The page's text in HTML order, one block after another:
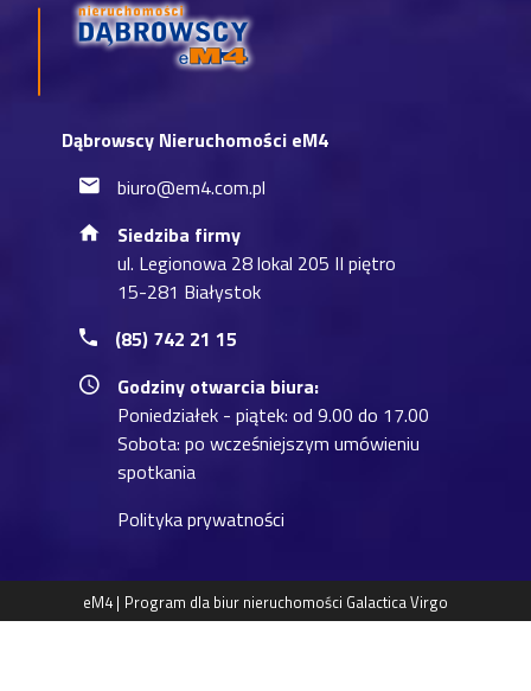
Dąbrowscy Nieruchomości eM4
biuro@em4.com.pl
Siedziba firmy
ul. Legionowa 28 lokal 205 II piętro
15-281 Białystok
(85) 742 21 15
Godziny otwarcia biura:
Poniedziałek - piątek: od 9.00 do 17.00
Sobota: po wcześniejszym umówieniu
spotkania
Polityka prywatności
eM4 | Program dla biur nieruchomości Galactica Virgo